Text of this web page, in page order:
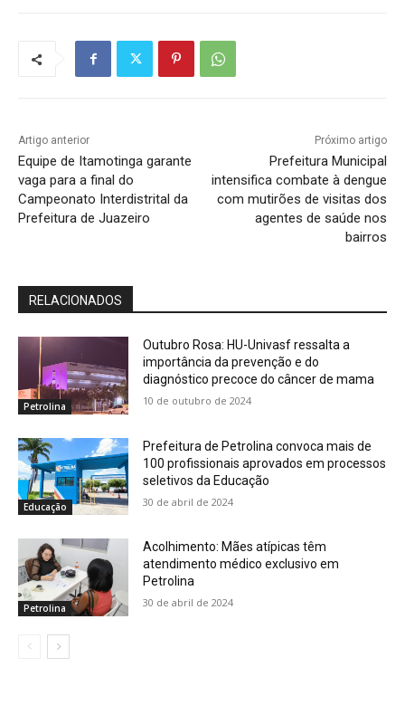
Artigo anterior
Equipe de Itamotinga garante
vaga para a final do
Campeonato Interdistrital da
Prefeitura de Juazeiro
Próximo artigo
Prefeitura Municipal
intensifica combate à dengue
com mutirões de visitas dos
agentes de saúde nos
bairros
RELACIONADOS
Petrolina
Outubro Rosa: HU-Univasf ressalta a
importância da prevenção e do
diagnóstico precoce do câncer de mama
10 de outubro de 2024
Educação
Prefeitura de Petrolina convoca mais de
100 profissionais aprovados em processos
seletivos da Educação
30 de abril de 2024
Petrolina
Acolhimento: Mães atípicas têm
atendimento médico exclusivo em
Petrolina
30 de abril de 2024